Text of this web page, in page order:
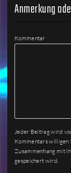
Anmerkung
Kommentar
Jeder Beitrag wird
Kommentars willigen
Zusammenhang mit
gespeichert wird.